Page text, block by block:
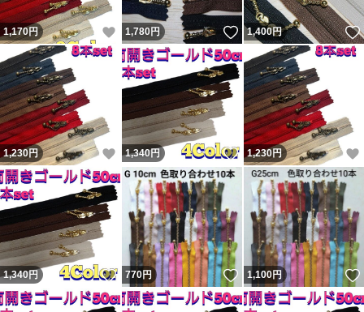
1,170円 いいね！
1,780円 いいね！
1,400円
1,230円 いいね！
1,340円 いいね！
1,230円
1,340円 いいね！
770円 いいね！
1,100円